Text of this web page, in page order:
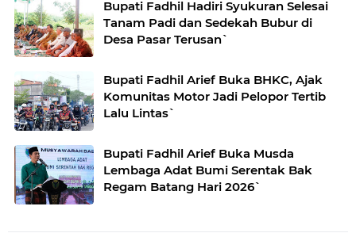
Bupati Fadhil Hadiri Syukuran Selesai
Tanam Padi dan Sedekah Bubur di
Desa Pasar Terusan`
Bupati Fadhil Arief Buka BHKC, Ajak
Komunitas Motor Jadi Pelopor Tertib
Lalu Lintas`
Bupati Fadhil Arief Buka Musda
Lembaga Adat Bumi Serentak Bak
Regam Batang Hari 2026`